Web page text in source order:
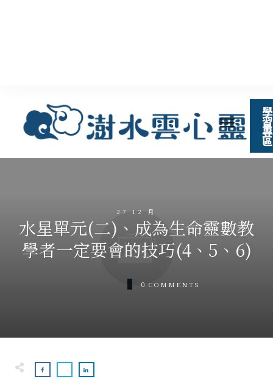
學
習
專
區
27 12 月
水星單元(二)、成為生命靈數教
學者一定要會的技巧(4、5、6)
0 COMMENTS